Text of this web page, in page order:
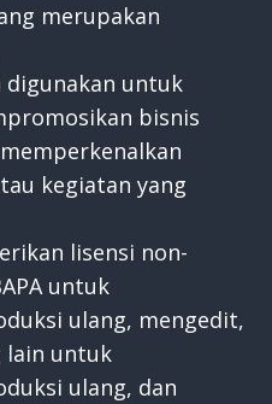
merupakan
digunakan untuk
bisnis
kegiatan yang
lisensi non-
untuk
ulang, mengedit,
lain untuk
ulang, dan